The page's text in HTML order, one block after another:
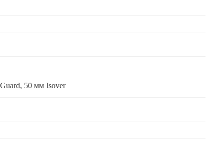
50 мм Isover